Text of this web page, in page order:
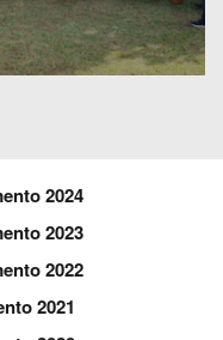
2024
2023
2022
2021